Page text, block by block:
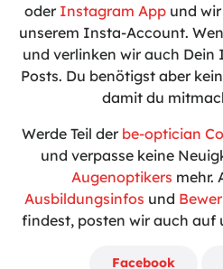
oder Instagram Appund wir
unserem Insta-Account.
und verlinken wir auch
Posts. Du benötigst aber
damit du
Werde Teil der be-optician
und verpasse keine
Augenoptikers mehr.
Ausbildungsinfos und
findest, posten wir auch auf
Facebook